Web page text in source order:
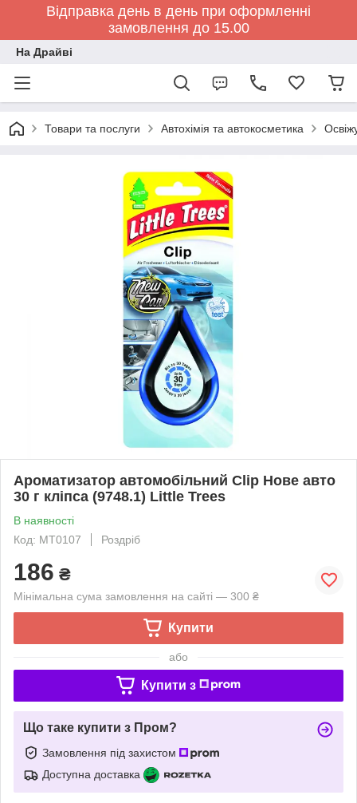
Відправка день в день при оформленні
замовлення до 15.00
На Драйві
Товари та послуги Автохімія та автокосметика
Ароматизатор автомобільний Clip Нове авто
30 г кліпса (9748.1) Little Trees
В наявності
Код: MT0107
Роздріб
186 ₴
Мінімальна сума замовлення на сайті — 300 ₴
Купити
або
Купити з
Що таке купити з Пром?
Замовлення під захистом
Доступна доставка